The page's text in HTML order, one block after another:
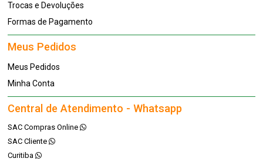
Trocas e Devoluções
Formas de Pagamento
Meus Pedidos
Meus Pedidos
Minha Conta
Central de Atendimento - Whatsapp
SAC Compras Online
SAC Cliente
Curitiba